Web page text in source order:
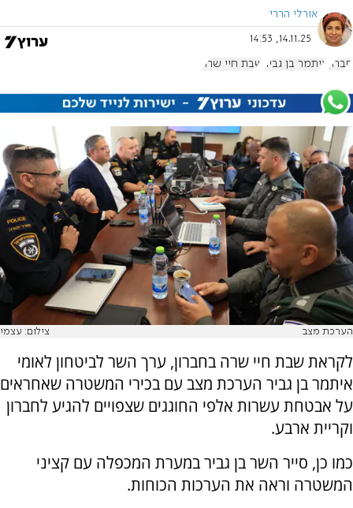
אורלי הררי
14.11.25, 14:53
חברון איתמר בן גביר שבת חיי שרה
הערכת מצב צילום: עצמי
לקראת שבת חיי שרה בחברון, ערך השר לביטחון לאומי
איתמר בן גביר הערכת מצב עם בכירי המשטרה שאחראים
על אבטחת עשרות אלפי החוגגים שצפויים להגיע לחברון
וקריית ארבע.
כמו כן, סייר השר בן גביר במערת המכפלה עם קציני
המשטרה וראה את הערכות הכוחות.